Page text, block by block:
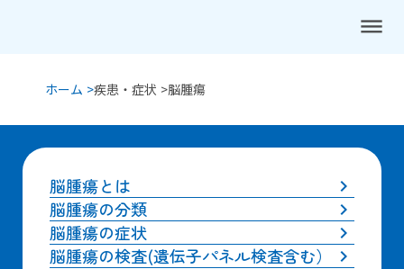
dehaze
ホーム >疾患・症状 >脳腫瘍
脳腫瘍とは keyboard_arrow_right
脳腫瘍の分類 keyboard_arrow_right
脳腫瘍の症状 keyboard_arrow_right
脳腫瘍の検査(遺伝子パネル検査含む） keyboard_arrow_right